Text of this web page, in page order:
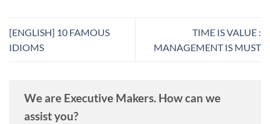
[ENGLISH] 10 FAMOUS
IDIOMS
TIME IS VALUE :
MANAGEMENT IS MUST
We are Executive Makers. How can we
assist you?